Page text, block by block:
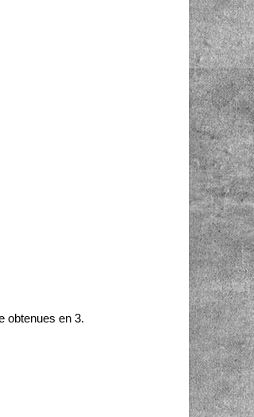
obtenues en 3.